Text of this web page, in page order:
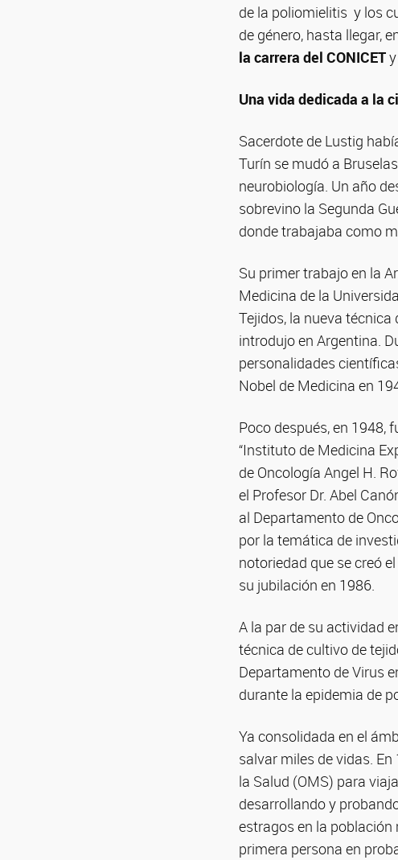
de la poliomielitis y los
de género, hasta llegar,
la carrera del CONICET
Una vida dedicada a la
Sacerdote de Lustig
Turín se mudó a
neurobiología. Un año
sobrevino la Segunda
donde trabajaba como
Su primer trabajo en la
Medicina de la
Tejidos, la nueva
introdujo en Argentina.
personalidades
Nobel de Medicina en
Poco después, en 1948,
“Instituto de Medicina
de Oncología Angel H.
el Profesor Dr. Abel
al Departamento de
por la temática de
notoriedad que se creó
su jubilación en 1986.
A la par de su actividad
técnica de cultivo de
Departamento de Virus
durante la epidemia de
Ya consolidada en el
salvar miles de vidas.
la Salud (OMS) para
desarrollando y
estragos en la
primera persona en